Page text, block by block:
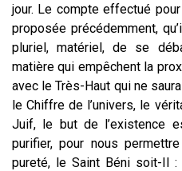
jour. Le compte effectué pour
proposée précédemment,
pluriel, matériel, de se
matière qui empêchent la
avec le Très-Haut qui ne
le Chiffre de l’univers, le
Juif, le but de l’existence
purifier, pour nous
pureté, le Saint Béni soit-Il